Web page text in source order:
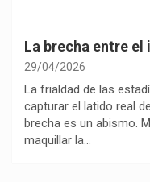
La brecha entre
29/04/2026
La frialdad de las
capturar el latido real
brecha es un abismo.
maquillar la…